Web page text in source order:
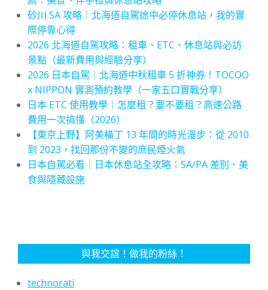
砂川 SA 攻略｜北海道自駕途中必停休息站，我的實
際停靠心得
2026 北海道自駕攻略：租車、ETC、休息站與必訪
景點（最新費用與經驗分享）
2026 日本自駕｜北海道中秋租車 5 折神券！TOCOO
x NIPPON 實測預約教學（一家五口實戰分享）
日本 ETC 使用教學｜怎麼租？要不要租？高速公路
費用一次搞懂（2026）
【東京上野】阿美橫丁 13 年間的時光漫步：從 2010
到 2023，找回那份不變的庶民煙火氣
日本自駕必看｜日本休息站全攻略：SA/PA 差別、美
食與隱藏設施
與我交誼！做我的粉絲！
technorati